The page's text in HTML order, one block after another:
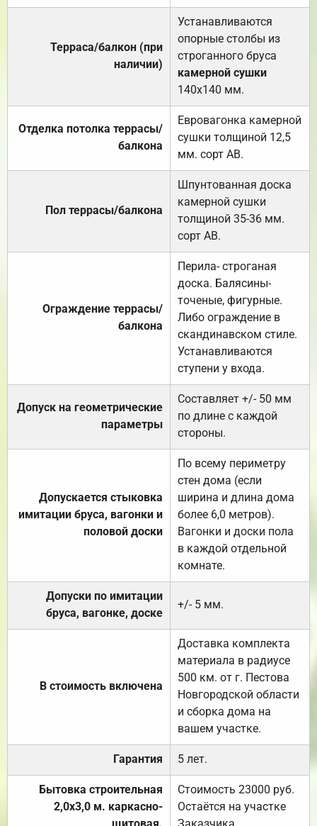
Терраса/балкон (при
наличии)
Устанавливаются
опорные столбы из
строганного бруса
камерной сушки
140х140 мм.
Отделка потолка террасы/
балкона
Евровагонка камерной
сушки толщиной 12,5
мм. сорт АВ.
Пол террасы/балкона
Шпунтованная доска
камерной сушки
толщиной 35-36 мм.
сорт АВ.
Ограждение террасы/
балкона
Перила- строганая
доска. Балясины-
точеные, фигурные.
Либо ограждение в
скандинавском стиле.
Устанавливаются
ступени у входа.
Допуск на геометрические
параметры
Составляет +/- 50 мм
по длине с каждой
стороны.
Допускается стыковка
имитации бруса, вагонки и
половой доски
По всему периметру
стен дома (если
ширина и длина дома
более 6,0 метров).
Вагонки и доски пола
в каждой отдельной
комнате.
Допуски по имитации
бруса, вагонке, доске
+/- 5 мм.
В стоимость включена
Доставка комплекта
материала в радиусе
500 км. от г. Пестова
Новгородской области
и сборка дома на
вашем участке.
Гарантия 5 лет.
Бытовка строительная
2,0х3,0 м. каркасно-
Стоимость 23000 руб.
Остаётся на участке